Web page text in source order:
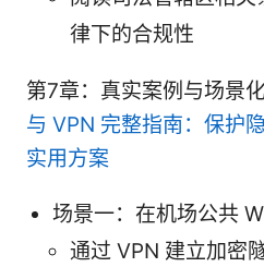
律下的合规性
第7章：真实案例与场景
与 VPN 完整指南：保护
实用方案
场景一：在机场公共
通过 VPN 建立加密